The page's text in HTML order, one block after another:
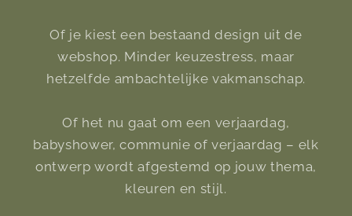
Of je kiest een bestaand design uit de
webshop. Minder keuzestress, maar
hetzelfde ambachtelijke vakmanschap.
Of het nu gaat om een verjaardag,
babyshower, communie of verjaardag – elk
ontwerp wordt afgestemd op jouw thema,
kleuren en stijl.